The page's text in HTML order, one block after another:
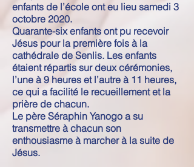
enfants de l’école ont eu lieu samedi 3
octobre 2020.
Quarante-six enfants ont pu recevoir
Jésus pour la première fois à la
cathédrale de Senlis. Les enfants
étaient répartis sur deux cérémonies,
l’une à 9 heures et l’autre à 11 heures,
ce qui a facilité le recueillement et la
prière de chacun.
Le père Séraphin Yanogo a su
transmettre à chacun son
enthousiasme à marcher à la suite de
Jésus.